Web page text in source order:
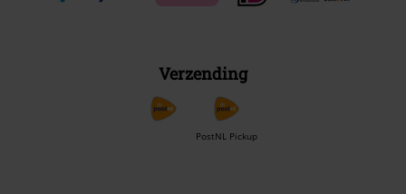
Verzending
PostNL Pickup